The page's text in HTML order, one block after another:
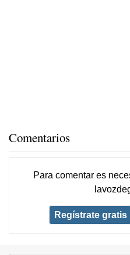
Comentarios
Para comentar es
Regístrate gratis